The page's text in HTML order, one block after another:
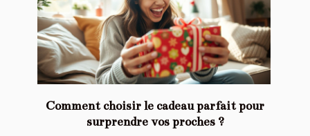
Comment choisir le cadeau parfait pour
surprendre vos proches ?